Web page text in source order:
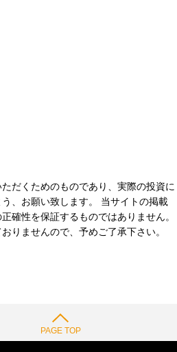
だくためのものであり、実際の投資に
、お願い致します。 当サイトの掲載
確性を保証するものではありません。
りませんので、予めご了承下さい。
PAGE TOP